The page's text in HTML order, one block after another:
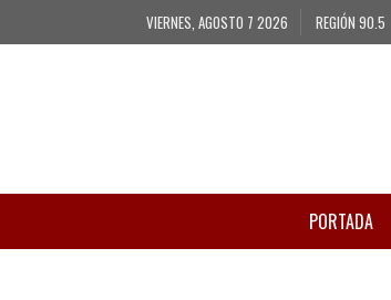
VIERNES, AGOSTO 7 2026 REGIÓN 90.5
PORTADA